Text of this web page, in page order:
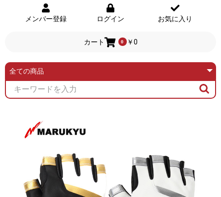
メンバー登録 ログイン お気に入り
カート 0 ￥0